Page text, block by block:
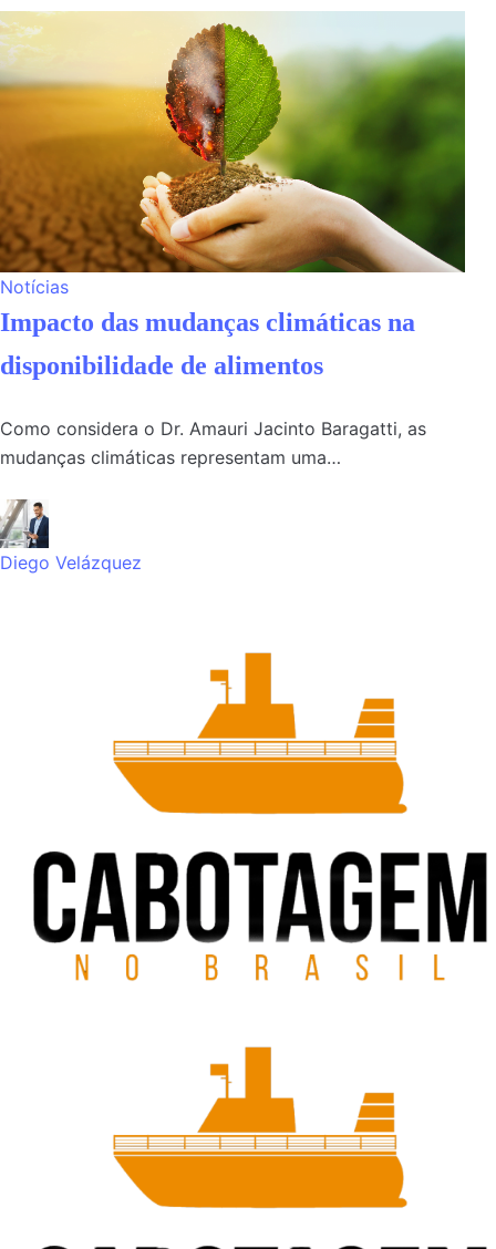
Notícias
Impacto das mudanças climáticas na
disponibilidade de alimentos
Como considera o Dr. Amauri Jacinto Baragatti, as
mudanças climáticas representam uma…
Diego Velázquez